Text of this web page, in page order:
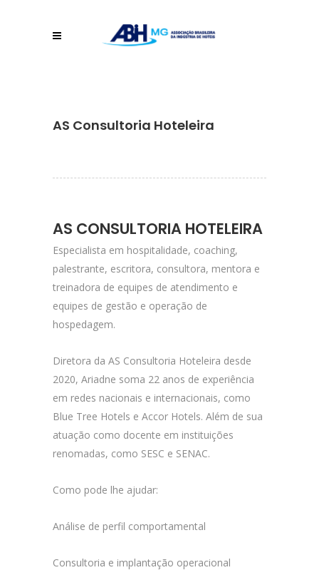
AS Consultoria Hoteleira
AS CONSULTORIA HOTELEIRA
Especialista em hospitalidade, coaching,
palestrante, escritora, consultora, mentora e
treinadora de equipes de atendimento e
equipes de gestão e operação de
hospedagem.
Diretora da AS Consultoria Hoteleira desde
2020, Ariadne soma 22 anos de experiência
em redes nacionais e internacionais, como
Blue Tree Hotels e Accor Hotels. Além de sua
atuação como docente em instituições
renomadas, como SESC e SENAC.
Como pode lhe ajudar:
Análise de perfil comportamental
Consultoria e implantação operacional